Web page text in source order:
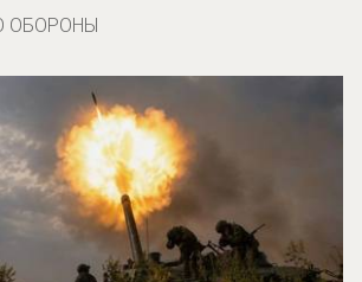
ОБОРОНЫ